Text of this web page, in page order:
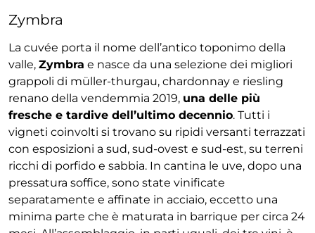
Zymbra
La cuvée porta il nome dell’antico toponimo della
valle, Zymbra e nasce da una selezione dei migliori
grappoli di müller-thurgau, chardonnay e riesling
renano della vendemmia 2019, una delle più
fresche e tardive dell’ultimo decennio. Tutti i
vigneti coinvolti si trovano su ripidi versanti terrazzati
con esposizioni a sud, sud-ovest e sud-est, su terreni
ricchi di porfido e sabbia. In cantina le uve, dopo una
pressatura soffice, sono state vinificate
separatamente e affinate in acciaio, eccetto una
minima parte che è maturata in barrique per circa 24